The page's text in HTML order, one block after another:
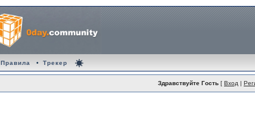
Правила • Трекер
Здравствуйте Гость [ Вход |